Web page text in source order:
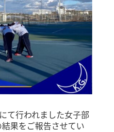
て行われました女子部
果をご報告させてい